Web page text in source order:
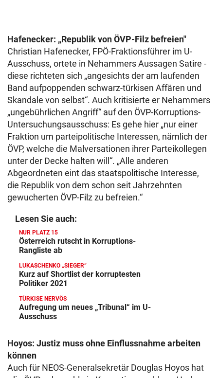
Hafenecker: „Republik von ÖVP-Filz befreien"
Christian Hafenecker, FPÖ-Fraktionsführer im U-
Ausschuss, ortete in Nehammers Aussagen Satire -
diese richteten sich „angesichts der am laufenden
Band aufpoppenden schwarz-türkisen Affären und
Skandale von selbst“. Auch kritisierte er Nehammers
„ungebührlichen Angriff“ auf den ÖVP-Korruptions-
Untersuchungsausschuss: Es gehe hier „nur einer
Fraktion um parteipolitische Interessen, nämlich der
ÖVP, welche die Malversationen ihrer Parteikollegen
unter der Decke halten will“. „Alle anderen
Abgeordneten eint das staatspolitische Interesse,
die Republik von dem schon seit Jahrzehnten
gewucherten ÖVP-Filz zu befreien.“
Lesen Sie auch:
NUR PLATZ 15
Österreich rutscht in Korruptions-
Rangliste ab
LUKASCHENKO „SIEGER“
Kurz auf Shortlist der korruptesten
Politiker 2021
TÜRKISE NERVÖS
Aufregung um neues „Tribunal“ im U-
Ausschuss
Hoyos: Justiz muss ohne Einflussnahme arbeiten
können
Auch für NEOS-Generalsekretär Douglas Hoyos hat